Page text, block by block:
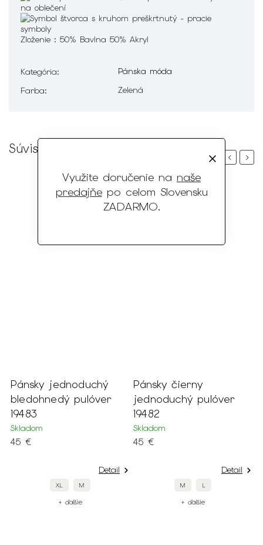
Využite doručenie na naše
predajňepo celom Slovensku
ZADARMO.
Zloženie : 50% Bavlna 50% Akryl
Kategória:
Pánska móda
Farba: Zelená
Súvisiaci tovar
Previous
Pánsky jednoduchý
bledohnedý pulóver
19483
Skladom
45 €
Detail
XL M
+ ďalšie
Pánsky čierny
jednoduchý pulóver
19482
Skladom
45 €
Detail
M L
+ ďalšie
Next